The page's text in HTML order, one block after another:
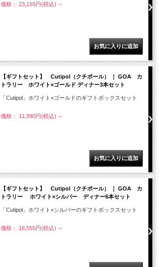
価格： 23,155円(税込) ～
【ギフトセット】 Cutipol（クチポール） ｜ GOA カ
トラリー ホワイト×ゴールド ディナー3本セット
「Cutipol」ホワイト×ゴールドのギフトボックスセット
価格： 11,990円(税込) ～
【ギフトセット】 Cutipol（クチポール） ｜ GOA カ
トラリー ホワイト×シルバー ディナー6本セット
「Cutipol」ホワイト×シルバーのギフトボックスセット
価格： 16,555円(税込) ～